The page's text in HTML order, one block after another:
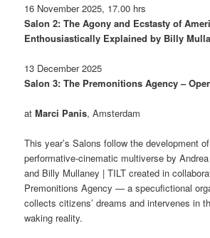
16 November 2025, 17.00 hrs
Salon 2: The Agony and Ecstasty of
Enthousiastically Explained by Billy
13 December 2025
Salon 3: The Premonitions Agency –
atMarci Panis, Amsterdam
This year’s Salons follow the development
performative-cinematic multiverse by
and Billy Mullaney | TILT created in
Premonitions Agency — a specufictional
collects citizens’ dreams and intervenes in
waking reality.